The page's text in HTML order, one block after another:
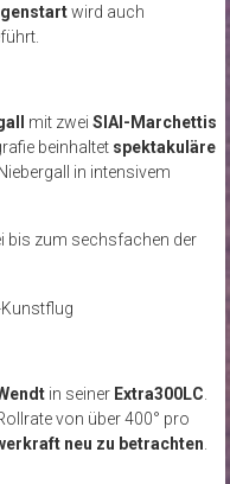
wird auch
mit zwei SIAI-Marchettis
beinhaltet spektakuläre
in intensivem
bis zum sechsfachen der
in seiner Extra300LC
von über 400° pro
neu zu betrachten